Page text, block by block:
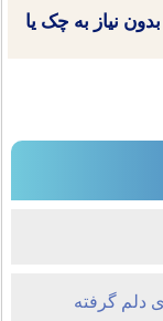
نیاز به چک یا
دلم گرفته